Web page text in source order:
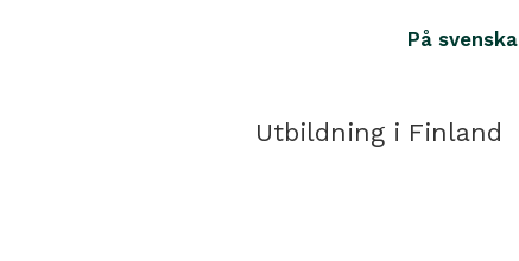
På svenska
Utbildning i Finland